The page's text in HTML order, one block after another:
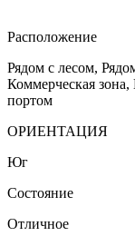
Расположение
Рядом с лесом,
Коммерческая
портом
ОРИЕНТАЦИЯ
Юг
Состояние
Отличное